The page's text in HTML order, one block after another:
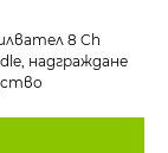
8 Ch
надграждане